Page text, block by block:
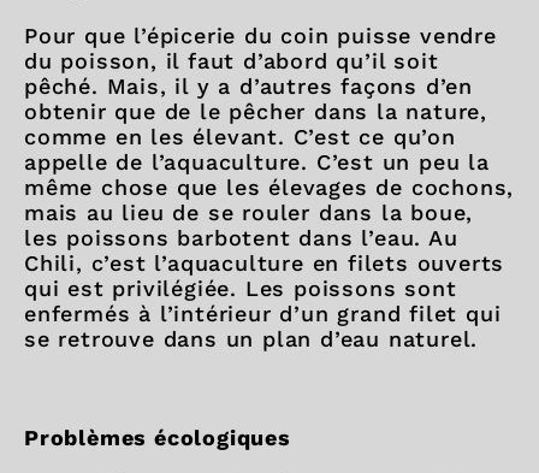
Pour que l’épicerie du coin puisse vendre
du poisson, il faut d’abord qu’il soit
pêché. Mais, il y a d’autres façons d’en
obtenir que de le pêcher dans la nature,
comme en les élevant. C’est ce qu’on
appelle de l’aquaculture. C’est un peu la
même chose que les élevages de cochons,
mais au lieu de se rouler dans la boue,
les poissons barbotent dans l’eau. Au
Chili, c’est l’aquaculture en filets ouverts
qui est privilégiée. Les poissons sont
enfermés à l’intérieur d’un grand filet qui
se retrouve dans un plan d’eau naturel.
Problèmes écologiques